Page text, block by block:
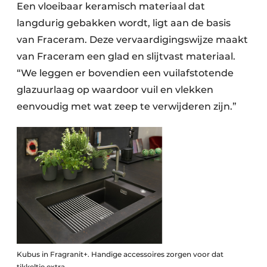
Een vloeibaar keramisch materiaal dat
langdurig gebakken wordt, ligt aan de basis
van Fraceram. Deze vervaardigingswijze maakt
van Fraceram een glad en slijtvast materiaal.
“We leggen er bovendien een vuilafstotende
glazuurlaag op waardoor vuil en vlekken
eenvoudig met wat zeep te verwijderen zijn.”
Kubus in Fragranit+. Handige accessoires zorgen voor dat